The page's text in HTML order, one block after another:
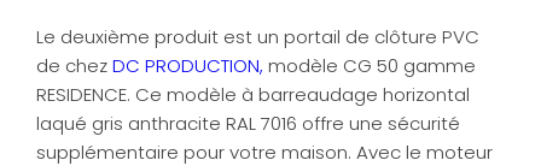
Le deuxième produit est un portail de clôture PVC
de chezDC PRODUCTION, modèle CG 50 gamme
RESIDENCE. Ce modèle à barreaudage horizontal
laqué gris anthracite RAL 7016 offre une sécurité
supplémentaire pour votre maison. Avec le moteur